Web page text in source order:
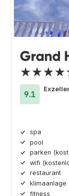
Grand
9.1
spa
pool
parken
wifi
restaurant
klimaanlage
fitness